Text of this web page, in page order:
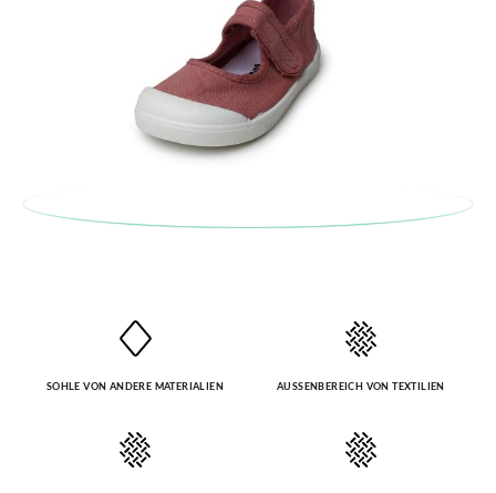
SOHLE VON ANDERE MATERIALIEN AUSSENBEREICH VON TEXTILIEN